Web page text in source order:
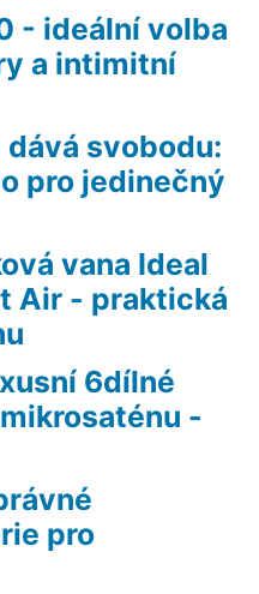
- ideální volba
a intimitní
svobodu:
pro jedinečný
vana Ideal
Air - praktická
6dílné
-
pro